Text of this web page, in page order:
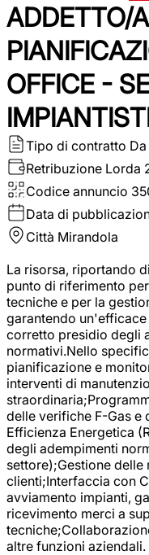
ADDETTO/
OFFICE -
Tipo di contratto
Retribuzione Lorda
Codice annuncio
Data di
Città Mirandola
La risorsa, riportando
punto di riferimento
tecniche e per la
garantendo
corretto presidio degli
normativi.Nello
pianificazione e
interventi di
delle verifiche F-Gas e
Efficienza Energetica
degli adempimenti
settore);Gestione delle
clienti;Interfaccia con
avviamento impianti,
ricevimento merci a
altre funzioni aziendali.